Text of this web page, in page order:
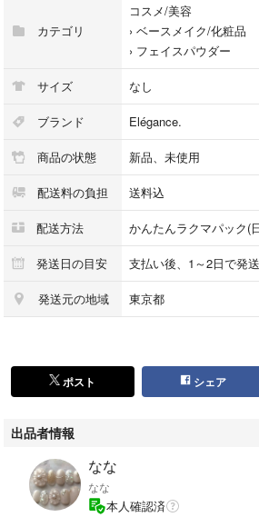
※箱にスレや少し凹みがあることがあります
匿名発送、プチプチ梱包にてゆうパケットポ
ゆうパケットプラスご希望の方はプラス300円
在庫多数ありまとめて購入の場合お安くします
01番27g
04番8.8g
06番27g
カテゴリ
コスメ/美容
› ベースメイク/化粧品
› フェイスパウダー
サイズ なし
ブランド Elégance.
商品の状態 新品、未使用
配送料の負担 送料込
配送方法 かんたんラクマパック(
発送日の目安 支払い後、1～2日で発送
発送元の地域 東京都
ポスト シェア
出品者情報
なな
なな
本人確認済